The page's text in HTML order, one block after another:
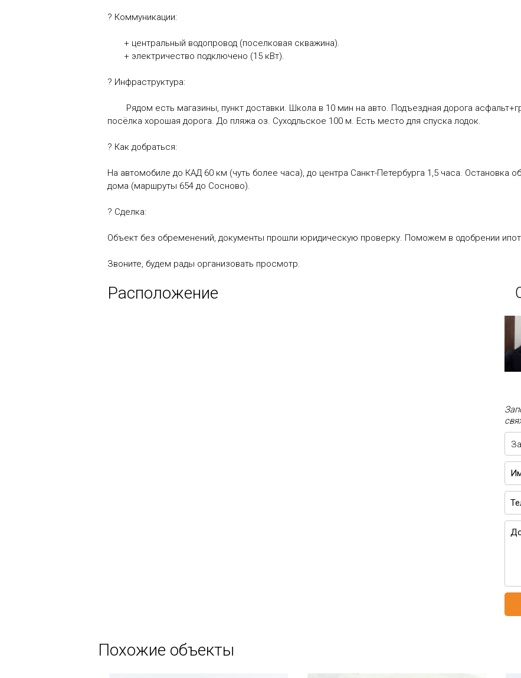
? Коммуникации:
+ центральный водопровод (поселковая скважина).
+ электричество подключено (15 кВт).
? Инфраструктура:
Рядом есть магазины, пункт доставки. Школа в 10 мин на авто. Подъездная дорога
посёлка хорошая дорога. До пляжа оз. Суходльское 100 м. Есть место для спуска лодок.
? Как добраться:
На автомобиле до КАД 60 км (чуть более часа), до центра Санкт-Петербурга 1,5 часа. Остановка
дома (маршруты 654 до Сосново).
? Сделка:
Объект без обременений, документы прошли юридическую проверку. Поможем в одобрении
Звоните, будем рады организовать просмотр.
Расположение
Похожие объекты